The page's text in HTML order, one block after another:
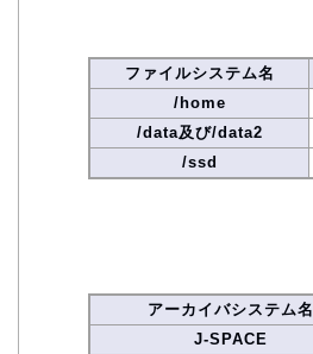
ファイルシステム名
/home
/data及び/data2
/ssd
アーカイバシステム名
J-SPACE